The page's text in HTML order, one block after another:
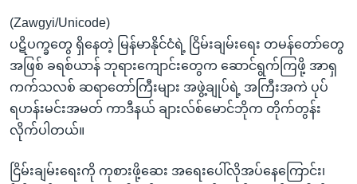
ရန်
နေရာ
သို့
ကျော်
ရန်
(Zawgyi/Unicode)
ပဋိပက္ခတွေ ရှိနေတဲ့ မြန်မာနိုင်ငံရဲ့ ငြိမ်းချမ်းရေး တမန်တော်တွေ
အဖြစ် ခရစ်ယာန် ဘုရားကျောင်းတွေက ဆောင်ရွက်ကြဖို့ အာရှ
ကက်သလစ် ဆရာတော်ကြီးများ အဖွဲ့ချုပ်ရဲ့ အကြီးအကဲ ပုပ်
ရဟန်းမင်းအမတ် ကာဒီနယ် ချားလ်စ်မောင်ဘိုက တိုက်တွန်း
လိုက်ပါတယ်။
ငြိမ်းချမ်းရေးကို ကုစားဖို့ဆေး အရေးပေါ်လိုအပ်နေကြောင်း၊